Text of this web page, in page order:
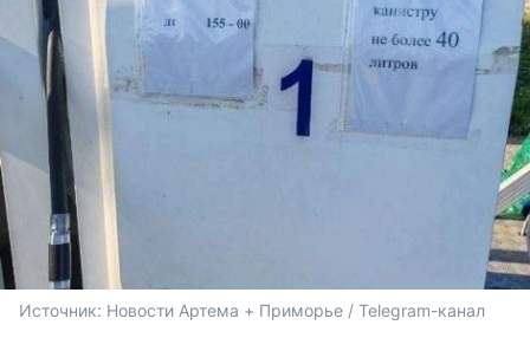
Источник: Новости Артема + Приморье / Telegram-канал